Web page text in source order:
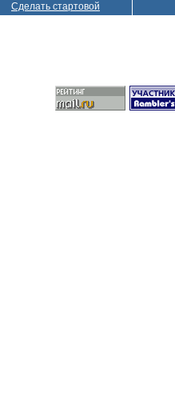
Сделать стартовой